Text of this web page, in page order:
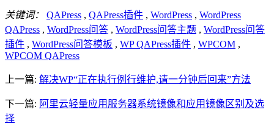
关键词： QAPress , QAPress插件 , WordPress , WordPress
QAPress , WordPress问答 , WordPress问答主题 , WordPress问答
插件 , WordPress问答模板 , WP QAPress插件 , WPCOM ,
WPCOM QAPress
上一篇: 解决WP“正在执行例行维护,请一分钟后回来”方法
下一篇: 阿里云轻量应用服务器系统镜像和应用镜像区别及选
择